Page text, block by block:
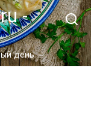
-
день